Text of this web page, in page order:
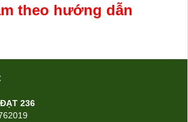
theo hướng dẫn
236